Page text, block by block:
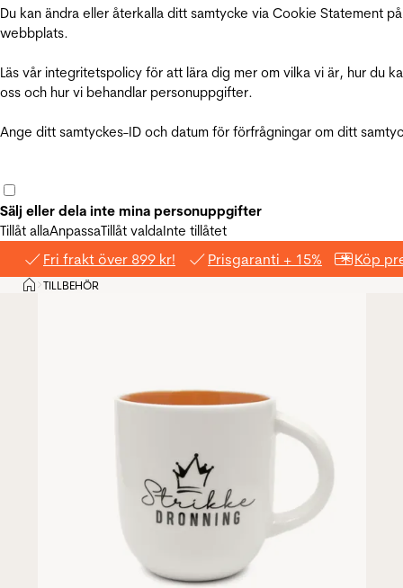
Du kan ändra eller återkalla ditt samtycke via Cookie Statement
webbplats.
Läs vår integritetspolicy för att lära dig mer om vilka vi är, hur du
oss och hur vi behandlar personuppgifter.
Ange ditt samtyckes-ID och datum för förfrågningar om ditt
Sälj eller dela inte mina personuppgifter
Tillåt allaAnpassaTillåt valdaInte tillåtet
Fri frakt över 899 kr! Prisgaranti + 15% Köp
Hem
>TILLBEHÖR